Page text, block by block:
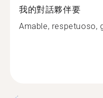
我的對話夥伴要
Amable, respetuoso,